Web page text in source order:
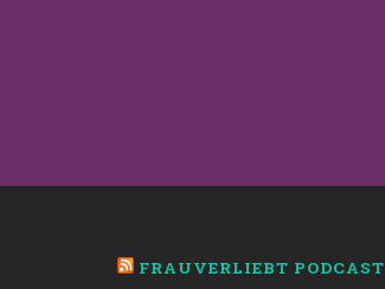
FRAUVERLIEBT PODCAST